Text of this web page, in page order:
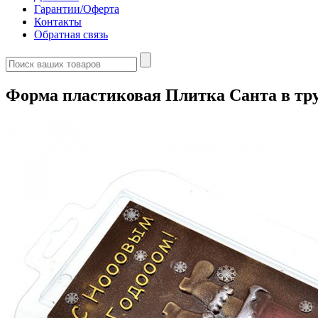
Гарантии/Оферта
Контакты
Обратная связь
Форма пластиковая Плитка Санта в